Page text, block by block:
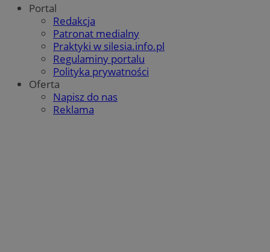
Portal
Redakcja
Patronat medialny
Praktyki w silesia.info.pl
Regulaminy portalu
Polityka prywatności
Oferta
Napisz do nas
Reklama